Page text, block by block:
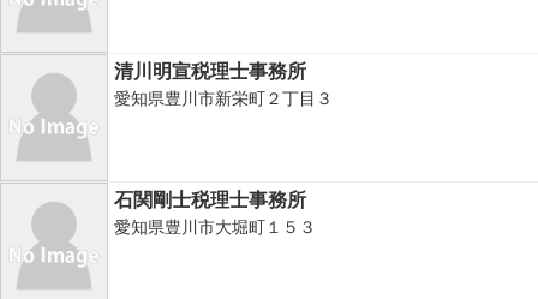
清川明宣税理士事務所
愛知県豊川市新栄町２丁目３
石関剛士税理士事務所
愛知県豊川市大堀町１５３